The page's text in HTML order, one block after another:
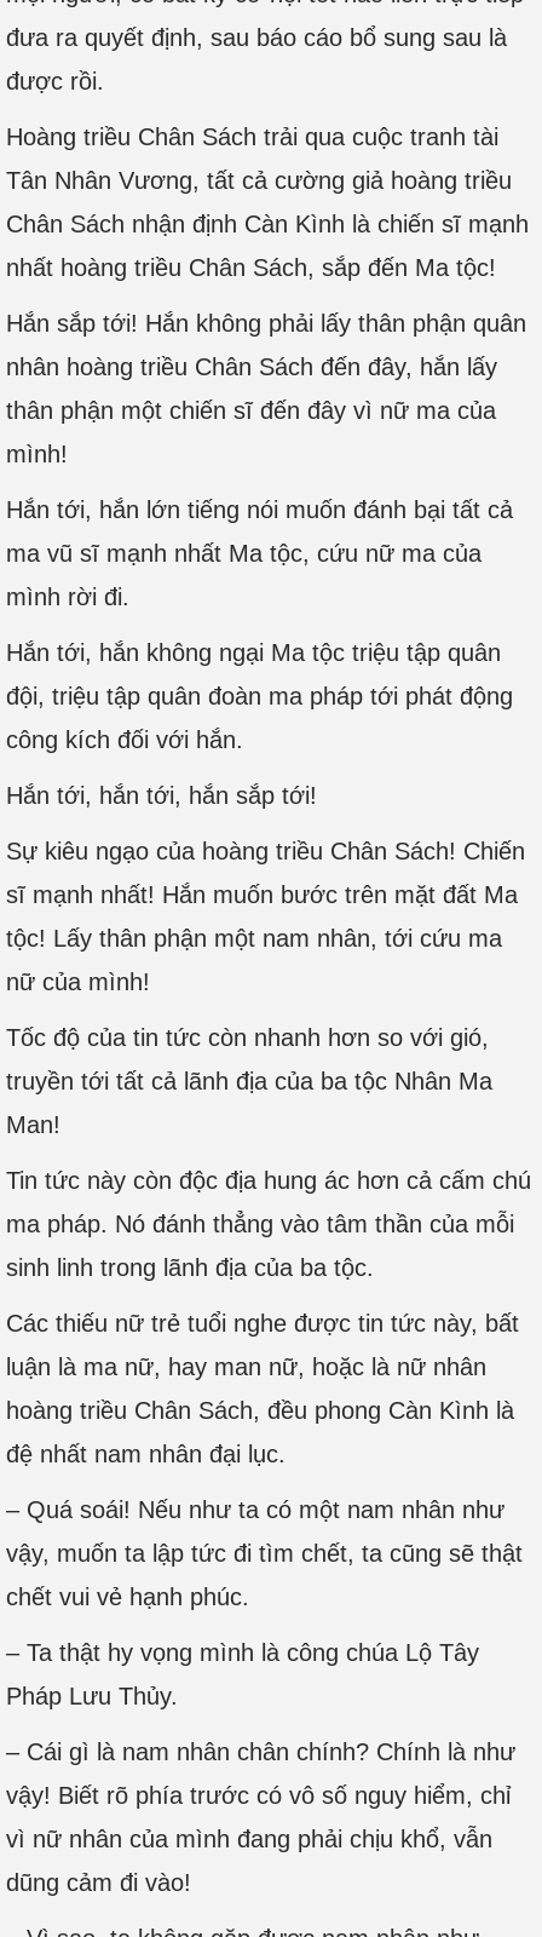
đưa ra quyết định, sau báo cáo bổ sung sau là
được rồi.
Hoàng triều Chân Sách trải qua cuộc tranh tài
Tân Nhân Vương, tất cả cường giả hoàng triều
Chân Sách nhận định Càn Kình là chiến sĩ mạnh
nhất hoàng triều Chân Sách, sắp đến Ma tộc!
Hắn sắp tới! Hắn không phải lấy thân phận quân
nhân hoàng triều Chân Sách đến đây, hắn lấy
thân phận một chiến sĩ đến đây vì nữ ma của
mình!
Hắn tới, hắn lớn tiếng nói muốn đánh bại tất cả
ma vũ sĩ mạnh nhất Ma tộc, cứu nữ ma của
mình rời đi.
Hắn tới, hắn không ngại Ma tộc triệu tập quân
đội, triệu tập quân đoàn ma pháp tới phát động
công kích đối với hắn.
Hắn tới, hắn tới, hắn sắp tới!
Sự kiêu ngạo của hoàng triều Chân Sách! Chiến
sĩ mạnh nhất! Hắn muốn bước trên mặt đất Ma
tộc! Lấy thân phận một nam nhân, tới cứu ma
nữ của mình!
Tốc độ của tin tức còn nhanh hơn so với gió,
truyền tới tất cả lãnh địa của ba tộc Nhân Ma
Man!
Tin tức này còn độc địa hung ác hơn cả cấm chú
ma pháp. Nó đánh thẳng vào tâm thần của mỗi
sinh linh trong lãnh địa của ba tộc.
Các thiếu nữ trẻ tuổi nghe được tin tức này, bất
luận là ma nữ, hay man nữ, hoặc là nữ nhân
hoàng triều Chân Sách, đều phong Càn Kình là
đệ nhất nam nhân đại lục.
– Quá soái! Nếu như ta có một nam nhân như
vậy, muốn ta lập tức đi tìm chết, ta cũng sẽ thật
chết vui vẻ hạnh phúc.
– Ta thật hy vọng mình là công chúa Lộ Tây
Pháp Lưu Thủy.
– Cái gì là nam nhân chân chính? Chính là như
vậy! Biết rõ phía trước có vô số nguy hiểm, chỉ
vì nữ nhân của mình đang phải chịu khổ, vẫn
dũng cảm đi vào!